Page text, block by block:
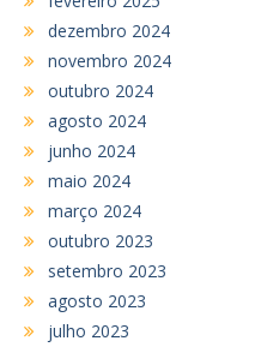
dezembro 2024
novembro 2024
outubro 2024
agosto 2024
junho 2024
maio 2024
março 2024
outubro 2023
setembro 2023
agosto 2023
julho 2023